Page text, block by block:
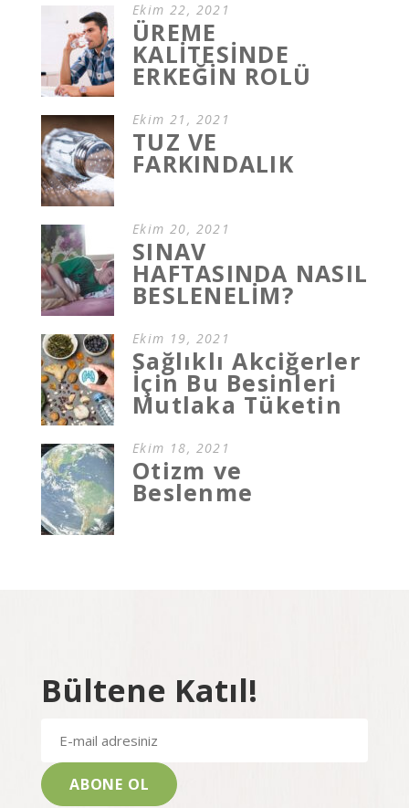
Ekim 22, 2021
ÜREME
KALİTESİNDE
ERKEĞİN ROLÜ
Ekim 21, 2021
TUZ VE
FARKINDALIK
Ekim 20, 2021
SINAV
HAFTASINDA NASIL
BESLENELİM?
Ekim 19, 2021
Sağlıklı Akciğerler
İçin Bu Besinleri
Mutlaka Tüketin
Ekim 18, 2021
Otizm ve
Beslenme
Bültene Katıl!